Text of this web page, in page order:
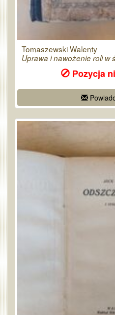
Tomaszewski Walenty
Uprawa i nawożenie roli w
Pozycja